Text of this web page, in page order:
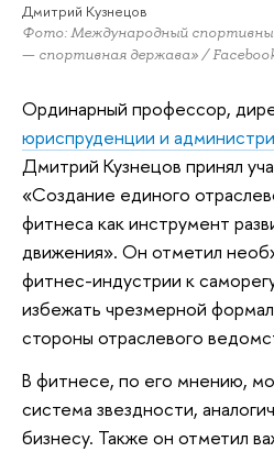
Дмитрий Кузнецов
Фото: Международный
— спортивная держава» /
Ординарный профессор,
юриспруденции и
Дмитрий Кузнецов принял
«Создание единого
фитнеса как инструмент
движения». Он отметил
фитнес-индустрии к
избежать чрезмерной
стороны отраслевого
В фитнесе, по его мнению,
система звездности,
бизнесу. Также он отметил